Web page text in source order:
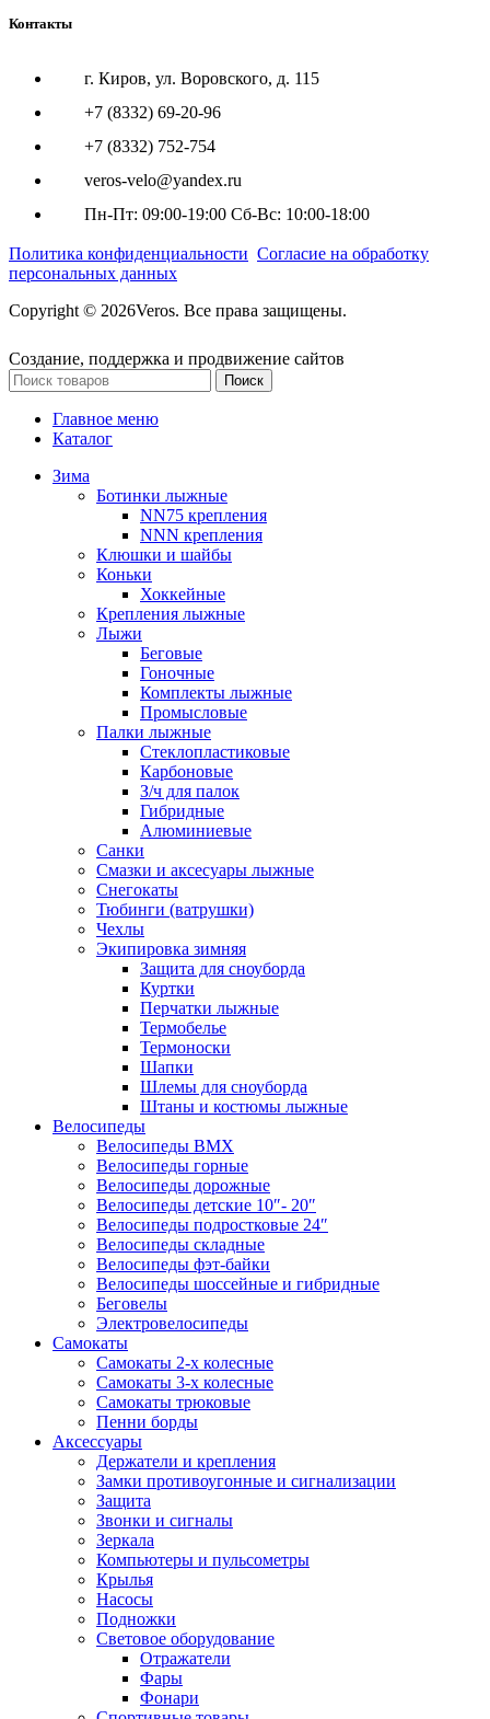
Контакты
г. Киров, ул. Воровского, д. 115
+7 (8332) 69-20-96
+7 (8332) 752-754
veros-velo@yandex.ru
Пн-Пт: 09:00-19:00 Сб-Вс: 10:00-18:00
Политика конфиденциальности Согласие на обработку
персональных данных
Copyright © 2026Veros. Все права защищены.
Создание, поддержка и продвижение сайтов
Поиск
Главное меню
Каталог
Зима
Ботинки лыжные
NN75 крепления
NNN крепления
Клюшки и шайбы
Коньки
Хоккейные
Крепления лыжные
Лыжи
Беговые
Гоночные
Комплекты лыжные
Промысловые
Палки лыжные
Стеклопластиковые
Карбоновые
З/ч для палок
Гибридные
Алюминиевые
Санки
Смазки и аксесуары лыжные
Снегокаты
Тюбинги (ватрушки)
Чехлы
Экипировка зимняя
Защита для сноуборда
Куртки
Перчатки лыжные
Термобелье
Термоноски
Шапки
Шлемы для сноуборда
Штаны и костюмы лыжные
Велосипеды
Велосипеды BMX
Велосипеды горные
Велосипеды дорожные
Велосипеды детские 10″- 20″
Велосипеды подростковые 24″
Велосипеды складные
Велосипеды фэт-байки
Велосипеды шоссейные и гибридные
Беговелы
Электровелосипеды
Самокаты
Самокаты 2-х колесные
Самокаты 3-х колесные
Самокаты трюковые
Пенни борды
Аксессуары
Держатели и крепления
Замки противоугонные и сигнализации
Защита
Звонки и сигналы
Зеркала
Компьютеры и пульсометры
Крылья
Насосы
Подножки
Световое оборудование
Отражатели
Фары
Фонари